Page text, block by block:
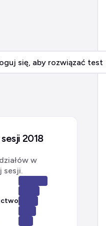
się, aby rozwiązać test
2018
w
sesji.